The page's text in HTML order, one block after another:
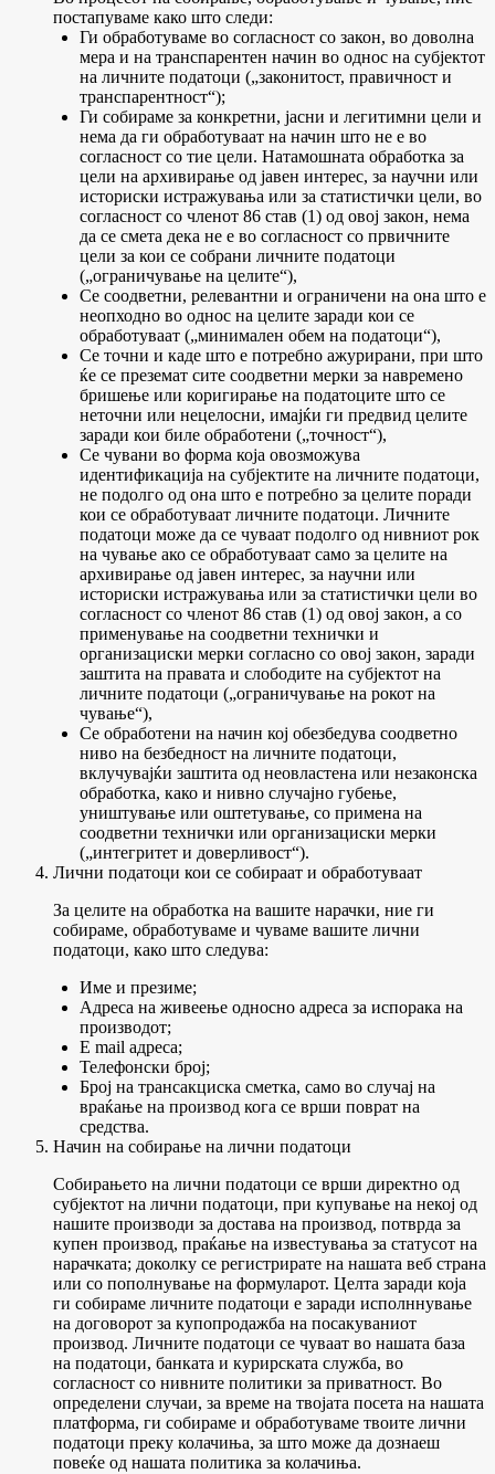
постапуваме како што следи:
Ги обработуваме во согласност со закон, во доволна
мера и на транспарентен начин во однос на субјектот
на личните податоци („законитост, правичност и
транспарентност“);
Ги собираме за конкретни, јасни и легитимни цели и
нема да ги обработуваат на начин што не е во
согласност со тие цели. Натамошната обработка за
цели на архивирање од јавен интерес, за научни или
историски истражувања или за статистички цели, во
согласност со членот 86 став (1) од овој закон, нема
да се смета дека не е во согласност со првичните
цели за кои се собрани личните податоци
(„ограничување на целите“),
Се соодветни, релевантни и ограничени на она што е
неопходно во однос на целите заради кои се
обработуваат („минимален обем на податоци“),
Се точни и каде што е потребно ажурирани, при што
ќе се преземат сите соодветни мерки за навремено
бришење или коригирање на податоците што се
неточни или нецелосни, имајќи ги предвид целите
заради кои биле обработени („точност“),
Се чувани во форма која овозможува
идентификација на субјектите на личните податоци,
не подолго од она што е потребно за целите поради
кои се обработуваат личните податоци. Личните
податоци може да се чуваат подолго од нивниот рок
на чување ако се обработуваат само за целите на
архивирање од јавен интерес, за научни или
историски истражувања или за статистички цели во
согласност со членот 86 став (1) од овој закон, а со
применување на соодветни технички и
организациски мерки согласно со овој закон, заради
заштита на правата и слободите на субјектот на
личните податоци („ограничување на рокот на
чување“),
Се обработени на начин кој обезбедува соодветно
ниво на безбедност на личните податоци,
вклучувајќи заштита од неовластена или незаконска
обработка, како и нивно случајно губење,
уништување или оштетување, со примена на
соодветни технички или организациски мерки
(„интегритет и доверливост“).
Лични податоци кои се собираат и обработуваат
За целите на обработка на вашите нарачки, ние ги
собираме, обработуваме и чуваме вашите лични
податоци, како што следува:
Име и презиме;
Адреса на живеење односно адреса за испорака на
производот;
E mail адреса;
Телефонски број;
Број на трансакциска сметка, само во случај на
враќање на производ кога се врши поврат на
средства.
Начин на собирање на лични податоци
Собирањето на лични податоци се врши директно од
субјектот на лични податоци, при купување на некој од
нашите производи за достава на производ, потврда за
купен производ, праќање на известувања за статусот на
нарачката; доколку се регистрирате на нашата веб страна
или со пополнување на формуларот. Целта заради која
ги собираме личните податоци е заради исполннување
на договорот за купопродажба на посакуваниот
производ. Личните податоци се чуваат во нашата база
на податоци, банката и курирската служба, во
согласност со нивните политики за приватност. Во
определени случаи, за време на твојата посета на нашата
платформа, ги собираме и обработуваме твоите лични
податоци преку колачиња, за што може да дознаеш
повеќе од нашата политика за колачиња.